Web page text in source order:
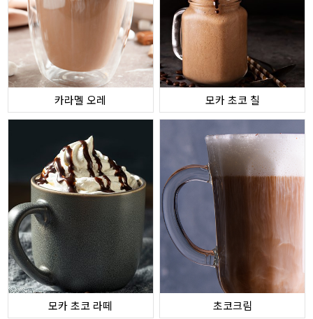
카라멜 오레 모카 초코 칠
모카 초코 라떼 초코크림